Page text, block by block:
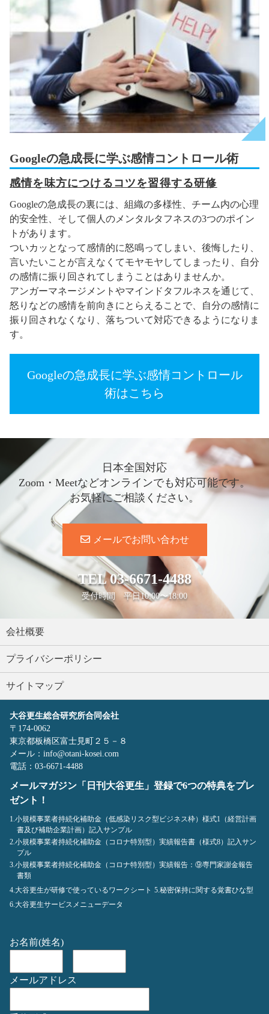
Googleの急成長に学ぶ感情コントロール術
感情を味方につけるコツを習得する研修
Googleの急成長の裏には、組織の多様性、チーム内の心理
的安全性、そして個人のメンタルタフネスの3つのポイン
トがあります。
ついカッとなって感情的に怒鳴ってしまい、後悔したり、
言いたいことが言えなくてモヤモヤしてしまったり、自分
の感情に振り回されてしまうことはありませんか。
アンガーマネージメントやマインドタフルネスを通じて、
怒りなどの感情を前向きにとらえることで、自分の感情に
振り回されなくなり、落ちついて対応できるようになりま
す。
Googleの急成長に学ぶ感情コントロール
術はこちら
日本全国対応
Zoom・Meetなどオンラインでも対応可能です。
お気軽にご相談ください。
メールでお問い合わせ
TEL03-6671-4488
受付時間 平日10:00〜18:00
会社概要
プライバシーポリシー
サイトマップ
大谷更生総合研究所合同会社
〒174-0062
東京都板橋区富士見町２５－８
メール：info@otani-kosei.com
電話：03-6671-4488
メールマガジン「日刊大谷更生」登録で6つの特典をプレ
ゼント！
1.小規模事業者持続化補助金（低感染リスク型ビジネス枠）様式1（経営計画
書及び補助企業計画）記入サンプル
2.小規模事業者持続化補助金（コロナ特別型）実績報告書（様式8）記入サン
プル
3.小規模事業者持続化補助金（コロナ特別型）実績報告：⑨専門家謝金報告
書類
4.大谷更生が研修で使っているワークシート 5.秘密保持に関する覚書ひな型
6.大谷更生サービスメニューデータ
お名前(姓名)
メールアドレス